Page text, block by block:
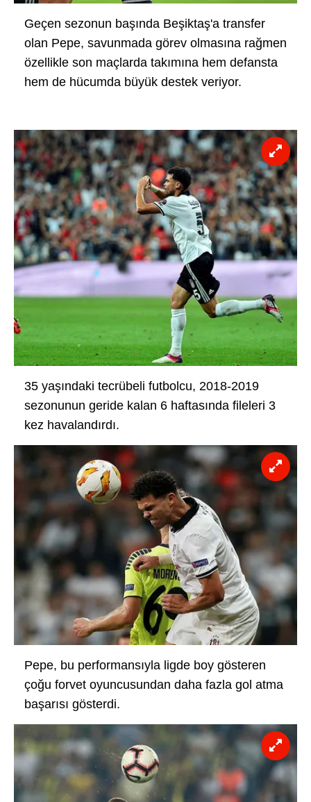
Geçen sezonun başında Beşiktaş'a transfer
olan Pepe, savunmada görev olmasına rağmen
özellikle son maçlarda takımına hem defansta
hem de hücumda büyük destek veriyor.
35 yaşındaki tecrübeli futbolcu, 2018-2019
sezonunun geride kalan 6 haftasında fileleri 3
kez havalandırdı.
Pepe, bu performansıyla ligde boy gösteren
çoğu forvet oyuncusundan daha fazla gol atma
başarısı gösterdi.